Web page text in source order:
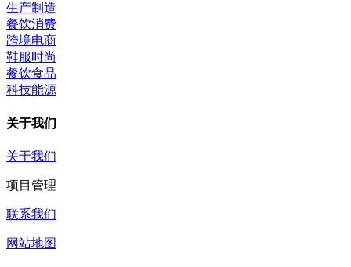
生产制造
餐饮消费
跨境电商
鞋服时尚
餐饮食品
科技能源
关于我们
关于我们
项目管理
联系我们
网站地图